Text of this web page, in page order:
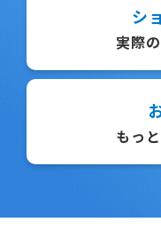
シ
実際
もっ